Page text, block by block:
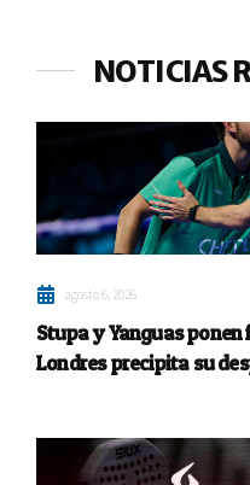
NOTICIAS
agosto 6, 2026
Stupa y Yanguas
Londres precipita su